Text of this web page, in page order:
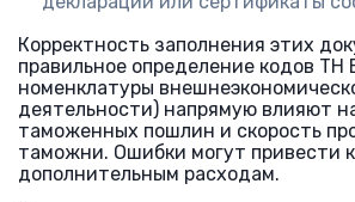
Корректность заполнения этих
правильное определение кодов
номенклатуры
деятельности) напрямую влияют
таможенных пошлин и скорость
таможни. Ошибки могут привести
дополнительным расходам.